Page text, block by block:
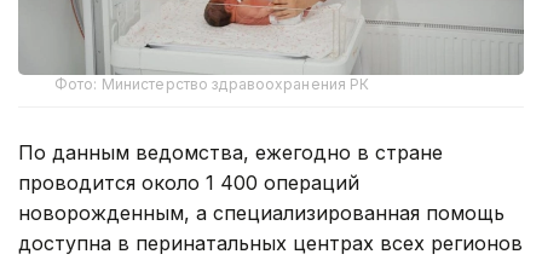
Фото: Министерство здравоохранения РК
По данным ведомства, ежегодно в стране
проводится около 1 400 операций
новорожденным, а специализированная помощь
доступна в перинатальных центрах всех регионов